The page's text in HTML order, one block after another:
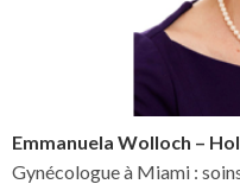
Emmanuela Wolloch –
Gynécologue à Miami :